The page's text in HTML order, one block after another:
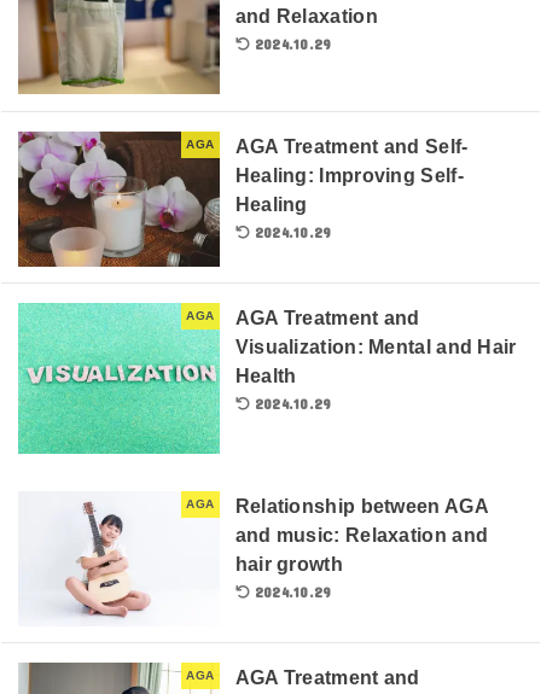
and Relaxation
2024.10.29
AGA
AGA Treatment and Self-
Healing: Improving Self-
Healing
2024.10.29
AGA
AGA Treatment and
Visualization: Mental and Hair
Health
2024.10.29
AGA
Relationship between AGA
and music: Relaxation and
hair growth
2024.10.29
AGA
AGA Treatment and